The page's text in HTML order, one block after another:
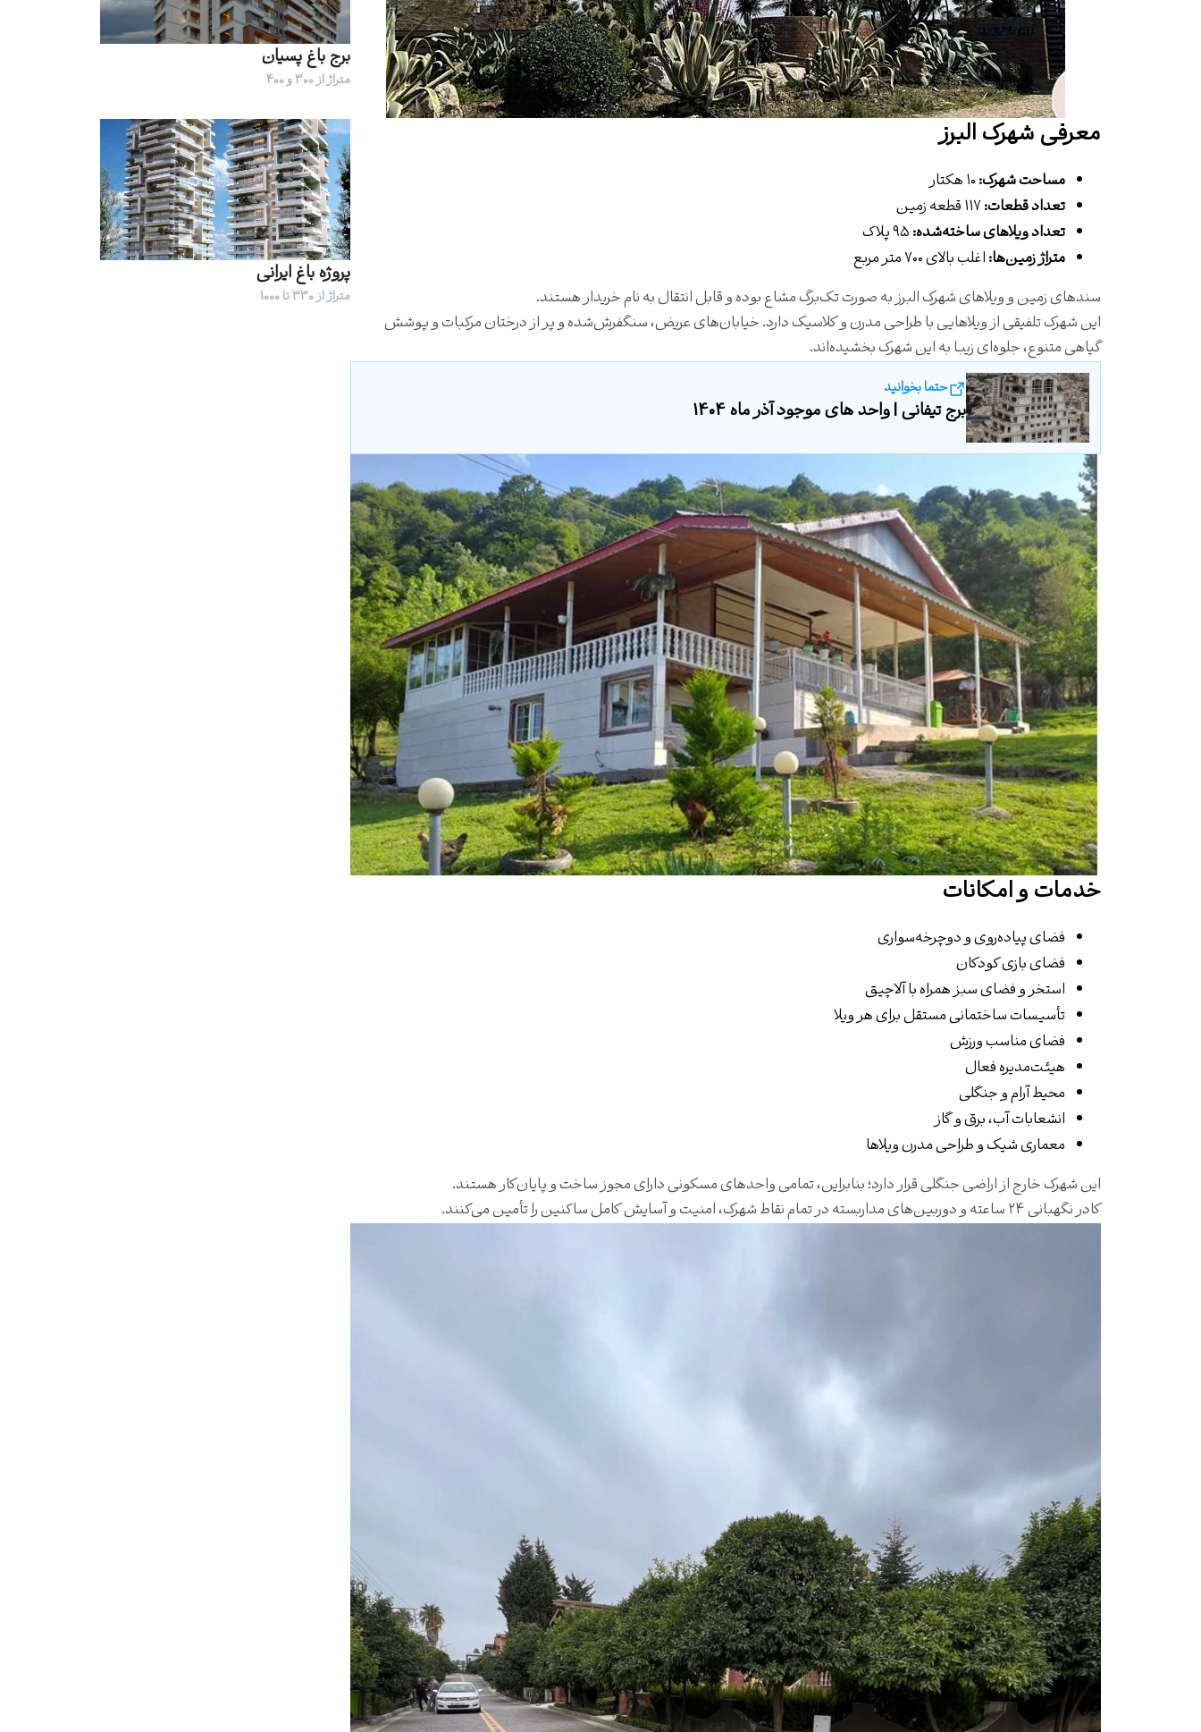
معرفی شهرک البرز
مساحت شهرک:
تعداد قطعات:
تعداد ویلاهای ساخته‌شده:
متراژ زمین‌ها:اغلب بالای ۷۰۰ متر مربع
سندهای زمین و ویلاهای شهرک البرز به صورت تک‌برگ مشاع بوده و قابل انتقال به نام خریدار هستند.
این شهرک تلفیقی از ویلاهایی با طراحی مدرن و کلاسیک دارد. خیابان‌های عریض، سنگفرش‌شده و پر از درختان مرکبات و پوشش
گیاهی متنوع، جلوه‌ای زیبا به این شهرک بخشیده‌اند.
حتما بخوانید
برج تیفانی | واحد های موجود آذر ماه 1404
خدمات و امکانات
فضای پیاده‌روی و دوچرخه‌سواری
فضای بازی کودکان
استخر و فضای سبز همراه با آلاچیق
تأسیسات ساختمانی مستقل برای هر ویلا
فضای مناسب ورزش
هیئت‌مدیره فعال
محیط آرام و جنگلی
انشعابات آب، برق و گاز
معماری شیک و طراحی مدرن ویلاها
این شهرک خارج از اراضی جنگلی قرار دارد؛ بنابراین، تمامی واحدهای مسکونی دارای مجوز ساخت و پایان‌کار هستند.
کادر نگهبانی ۲۴ ساعته و دوربین‌های مداربسته در تمام نقاط شهرک، امنیت و آسایش کامل ساکنین را تأمین می‌کنند.
برج باغ پسیان
متراژ از 300 و 400
پروژه باغ ایرانی
متراژ از 330 تا 1000